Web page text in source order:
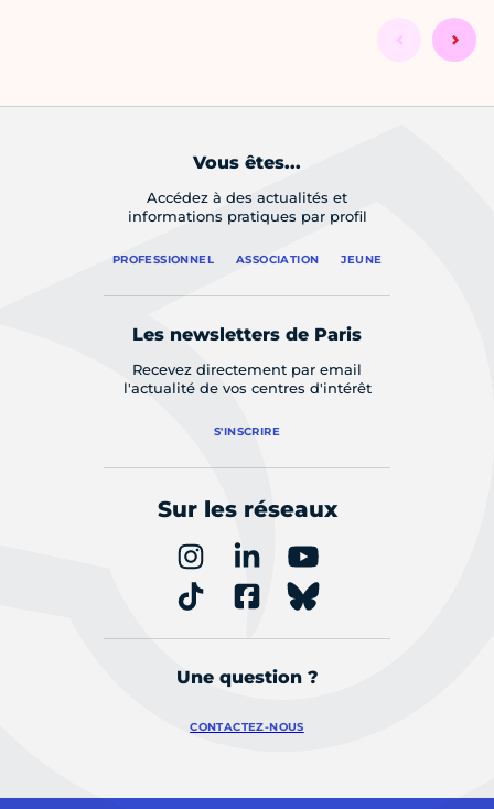
Vous êtes...
Accédez à des actualités et
informations pratiques par profil
PROFESSIONNEL ASSOCIATION JEUNE
Les newsletters de Paris
Recevez directement par email
l'actualité de vos centres d'intérêt
S'INSCRIRE
Sur les réseaux
Une question ?
CONTACTEZ-NOUS